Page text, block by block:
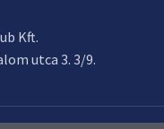
Kft.
utca 3. 3/9.